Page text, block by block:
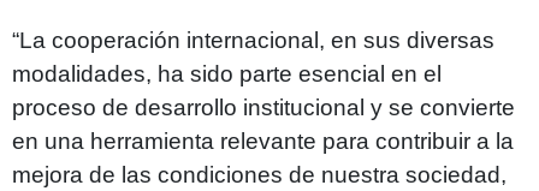
“La cooperación internacional, en sus diversas
modalidades, ha sido parte esencial en el
proceso de desarrollo institucional y se convierte
en una herramienta relevante para contribuir a la
mejora de las condiciones de nuestra sociedad,